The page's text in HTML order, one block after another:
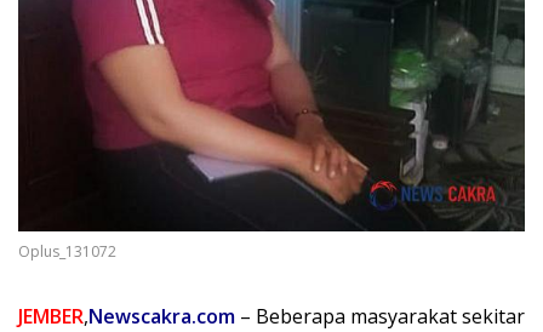
Oplus_131072
JEMBER,Newscakra.com – Beberapa masyarakat sekitar